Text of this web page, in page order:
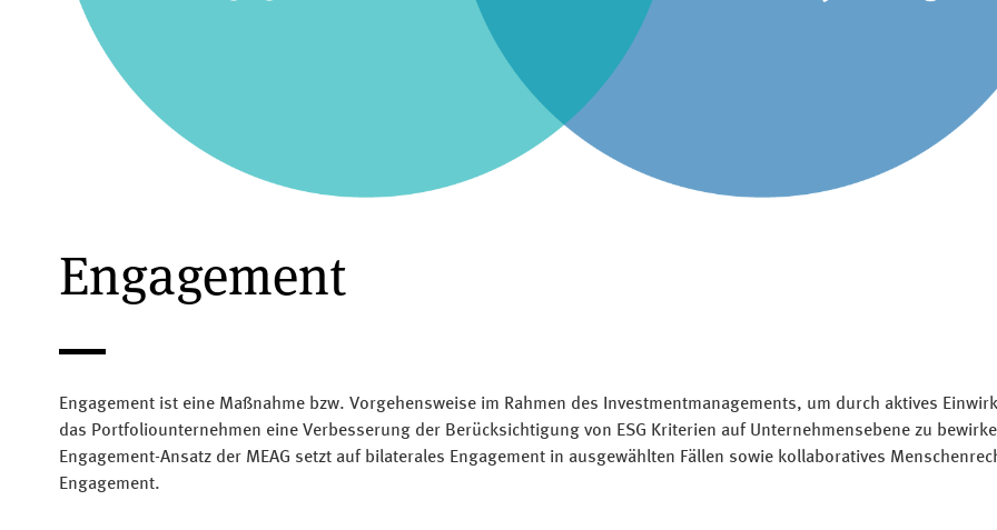
Engagement
Engagement ist eine Maßnahme bzw. Vorgehensweise im Rahmen des Investmentmanagements, um durch aktives
das Portfoliounternehmen eine Verbesserung der Berücksichtigung von ESG Kriterien auf Unternehmensebene zu
Engagement-Ansatz der MEAG setzt auf bilaterales Engagement in ausgewählten Fällen sowie kollaboratives
Engagement.